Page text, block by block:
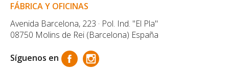
FÁBRICA Y OFICINAS
Avenida Barcelona, 223 · Pol. Ind. "El Pla"
08750 Molins de Rei (Barcelona) España
Síguenos en